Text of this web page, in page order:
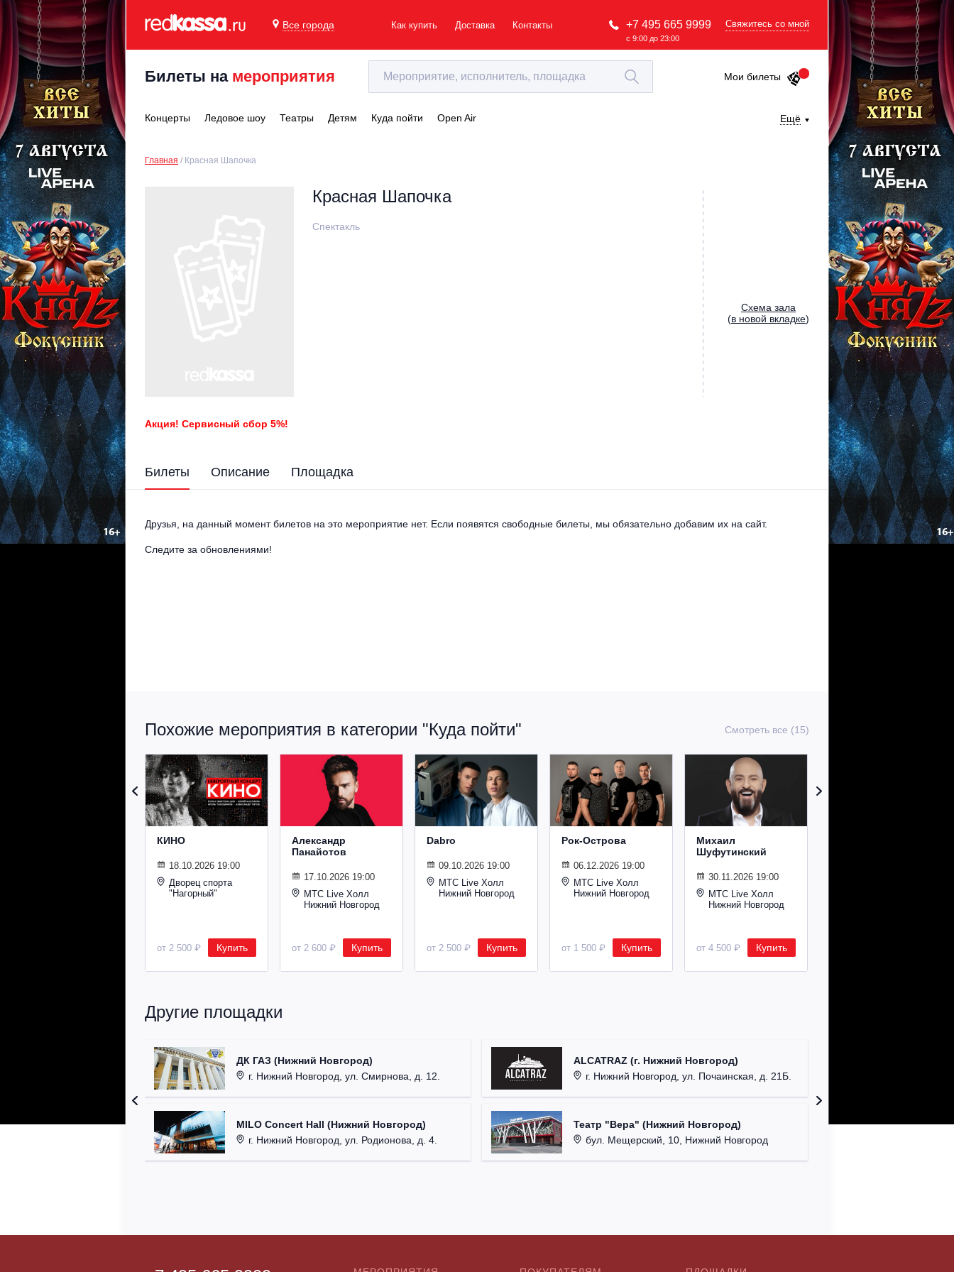
Все города Как купить Доставка Контакты +7 495 665 9999
с 9:00 до 23:00
Свяжитесь со мной
Билеты на мероприятия Мои билеты
Концерты Ледовое шоу Театры Детям Куда пойти Open Air Ещё
Главная Красная Шапочка
Красная Шапочка
Спектакль
Cхема зала
(в новой вкладке)
Акция! Сервисный сбор 5%!
Билеты Описание Площадка
Друзья, на данный момент билетов на это мероприятие нет. Если появятся свободные билеты, мы обязательно добавим их на сайт.
Следите за обновлениями!
Похожие мероприятия в категории "Куда пойти" Смотреть все (15)
КИНО
18.10.2026 19:00
Дворец спорта
"Нагорный"
от 2 500 ₽ Купить
Александр
Панайотов
17.10.2026 19:00
МТС Live Холл
Нижний Новгород
от 2 600 ₽ Купить
Dabro
09.10.2026 19:00
МТС Live Холл
Нижний Новгород
от 2 500 ₽ Купить
Рок-Острова
06.12.2026 19:00
МТС Live Холл
Нижний Новгород
от 1 500 ₽ Купить
Михаил
Шуфутинский
30.11.2026 19:00
МТС Live Холл
Нижний Новгород
от 4 500 ₽ Купить
Другие площадки
ДК ГАЗ (Нижний Новгород)
г. Нижний Новгород, ул. Смирнова, д. 12.
MILO Concert Hall (Нижний Новгород)
г. Нижний Новгород, ул. Родионова, д. 4.
ALCATRAZ (г. Нижний Новгород)
г. Нижний Новгород, ул. Почаинская, д. 21Б.
Театр "Вера" (Нижний Новгород)
бул. Мещерский, 10, Нижний Новгород